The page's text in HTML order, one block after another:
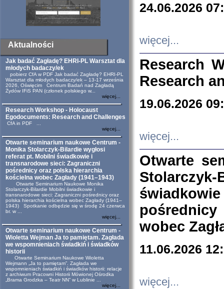
Aktualności
Jak badać Zagładę? EHRI-PL Warsztat dla
młodych badaczy/ek
pobierz CfA w PDF Jak badać Zagładę? EHRI-PL
Warsztat dla młodych badaczy/ek – 13-17 września
2026, Oświęcim Centrum Badań nad Zagładą
Żydów IFiS PAN (członek polskiego w...
więcej...
Research Workshop - Holocaust
Egodocuments: Research and Challenges
CfA in PDF ...
więcej...
Otwarte seminarium naukowe Centrum -
Monika Stolarczyk-Bilardie wygłosi
referat pt. Mobilni świadkowie i
transnarodowe sieci: Zagraniczni
pośrednicy oraz polska hierarchia
kościelna wobec Zagłady (1941–1943)
Otwarte Seminarium Naukowe Monika
Stolarczyk-Bilardie Mobilni świadkowie i
transnarodowe sieci: Zagraniczni pośrednicy oraz
polska hierarchia kościelna wobec Zagłady (1941–
1943) Spotkanie odbędzie się w środę 24 czerwca
br. w ...
więcej...
Otwarte seminarium naukowe Centrum -
Wioletta Wejman Ja to pamiętam. Zagłada
we wspomnieniach świadkiń i świadków
historii
Otwarte Seminarium Naukowe Wioletta
Wejmann „Ja to pamiętam”. Zagłada we
wspomnieniach świadkiń i świadków historii: relacje
z archiwum Pracowni Historii Mówionej Ośrodka
„Brama Grodzka – Teatr NN” w Lublinie ...
więcej...
24.06.2026
więcej...
Research
Research
19.06.2026
więcej...
Otwarte
wobec
11.06.2026
więcej...